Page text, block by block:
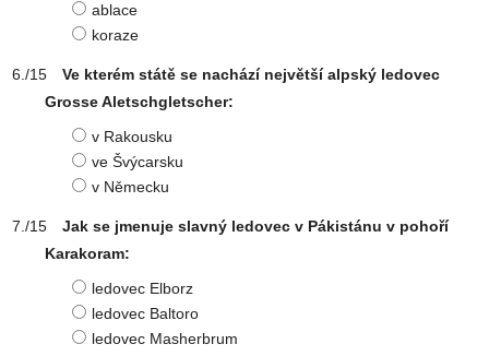
ablace
koraze
Ve kterém státě se nachází největší alpský ledovec
Grosse Aletschgletscher:
v Rakousku
ve Švýcarsku
v Německu
Jak se jmenuje slavný ledovec v Pákistánu v pohoří
Karakoram:
ledovec Elborz
ledovec Baltoro
ledovec Masherbrum